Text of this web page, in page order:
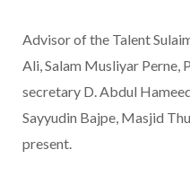
Advisor of the Talent
Ali, Salam Musliyar Perne,
secretary D. Abdul
Sayyudin Bajpe, Masjid
present.